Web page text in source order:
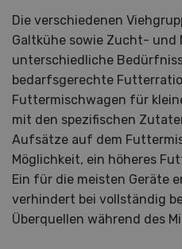
Die verschiedenen
Galtkühe sowie Zucht- und
unterschiedliche
bedarfsgerechte
Futtermischwagen für
mit den spezifischen
Aufsätze auf dem
Möglichkeit, ein höheres
Ein für die meisten Geräte
verhindert bei vollständig
Überquellen während des